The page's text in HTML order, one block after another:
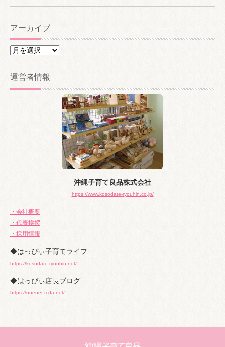
アーカイブ
ア
カ
イ
運営者情報
沖縄子育て良品株式会社
https://www.kosodate-ryouhin.co.jp/
・会社概要
・代表挨拶
・採用情報
◆はっぴぃ子育てライフ
https://kosodate-ryouhin.net/
◆はっぴぃ店長ブログ
https://onenet.ti-da.net/